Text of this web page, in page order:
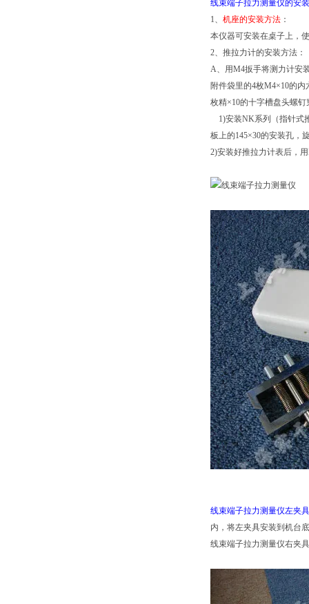
线束端子拉力测量仪的安
1、 机座的安装方法 ：
本仪器可安装在桌子上，
2、推拉力计的安装方法：
A、用M4扳手将测力计安
附件袋里的4枚M4×10的
枚精×10的十字槽盘头螺
1)安装NK系列（指针式
板上的145×30的安装孔，
2)安装好推拉力计表后，
线束端子拉力测量仪左夹
内，将左夹具安装到机台
线束端子拉力测量仪右夹